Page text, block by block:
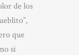
de los
que
si